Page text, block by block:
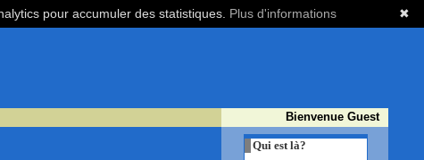
Bienvenue Guest
Qui est là?
✖
pour accumuler des statistiques. Plus d'informations